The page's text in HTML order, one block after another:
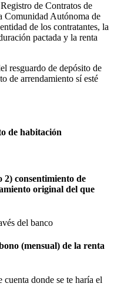
de Contratos de
Comunidad Autónoma de
de los contratantes, la
pactada y la renta
resguardo de depósito de
de arrendamiento sí esté
de habitación
consentimiento de
original del que
del banco
(mensual) de la renta
donde se te haría el